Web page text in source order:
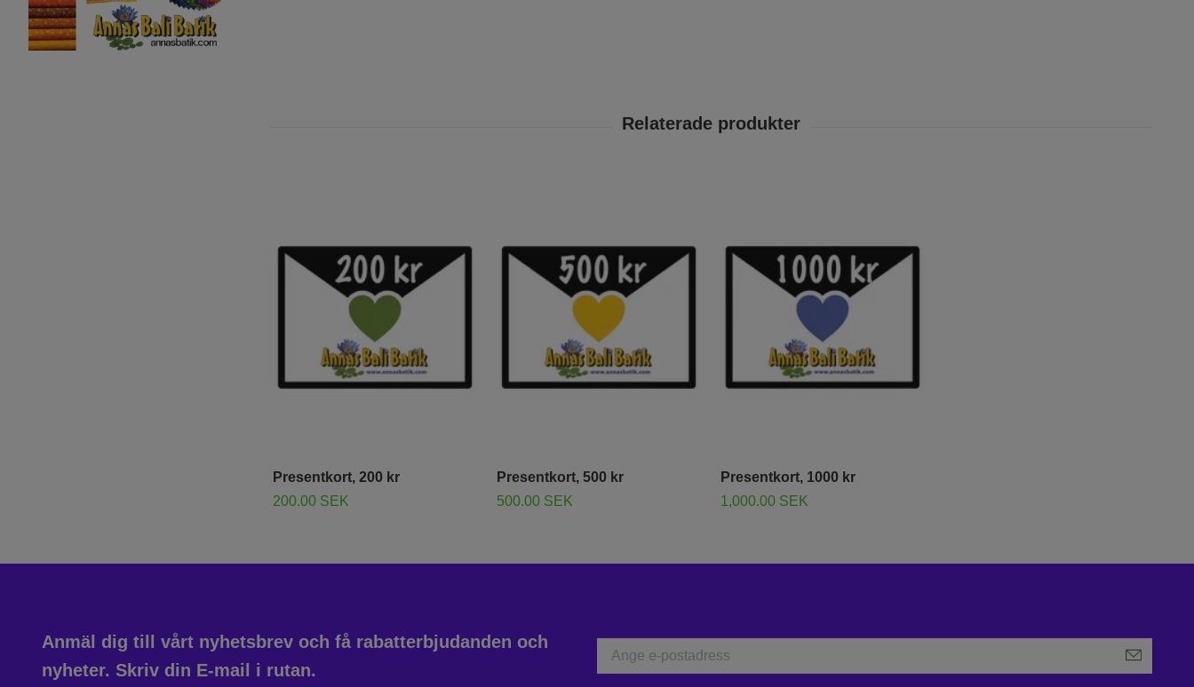
Presentkort, 200 kr
200.00 SEK
Presentkort, 500 kr
500.00 SEK
Presentkort, 1000 kr
1,000.00 SEK
Anmäl dig till vårt nyhetsbrev och få rabatterbjudanden och
nyheter. Skriv din E-mail i rutan.